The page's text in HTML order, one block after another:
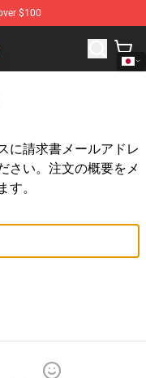
$100
Crossing
に請求書メールアドレ
さい。注文の概要をメ
す。